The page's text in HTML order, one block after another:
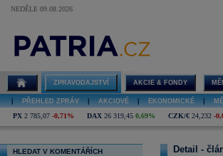
NEDĚLE 09.08.2026
ZPRAVODAJSTVÍ AKCIE & FONDY
PŘEHLED ZPRÁV AKCIOVÉ EKONOMICKÉ
PX 2 785,07 -0,71% DAX 26 319,45 0,69% CZK/€ 24,232 -
HLEDAT V KOMENTÁŘÍCH Detail -